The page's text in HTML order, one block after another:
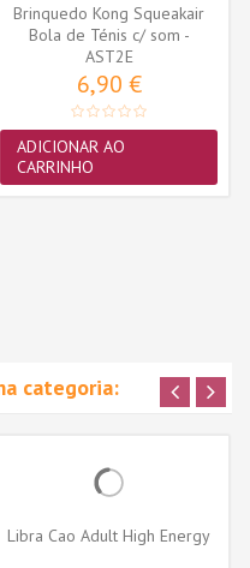
Brinquedo Kong Squeakair
Bola de Ténis c/ som -
Medium-...
AST2E
6,90 €
ADICIONAR AO
CARRINHO
categoria:
Libra Cao Adult High Energy